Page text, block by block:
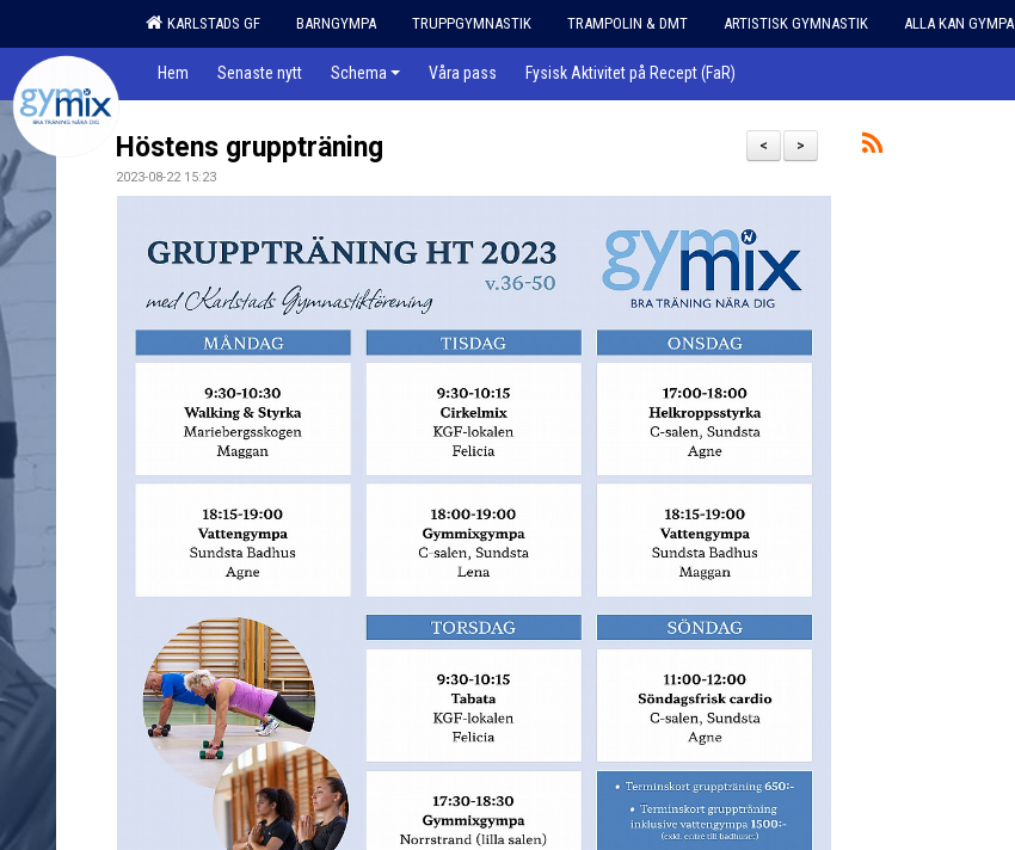
KARLSTADS GF BARNGYMPA TRUPPGYMNASTIK TRAMPOLIN & DMT ARTISTISK GYMNASTIK ALLA KAN GYMPA
Hem Senaste nytt Schema Våra pass Fysisk Aktivitet på Recept (FaR)
>
<
Höstens gruppträning
2023-08-22 15:23